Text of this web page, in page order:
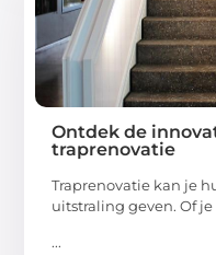
Ontdek de
traprenovatie
Traprenovatie kan je
uitstraling geven. Of
...